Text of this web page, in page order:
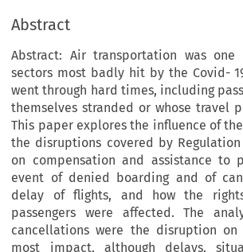
Abstract
Abstract: Air transportation was
sectors most badly hit by the Covid-
went through hard times, including
themselves stranded or whose travel
This paper explores the influence of
the disruptions covered by Regulation
on compensation and assistance to
event of denied boarding and of
delay of flights, and how the
passengers were affected. The
cancellations were the disruption on
most impact, although delays,